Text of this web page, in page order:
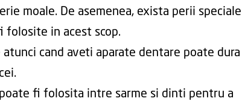
moale. De asemenea, exista perii speciale
folosite in acest scop.
cand aveti aparate dentare poate dura
fi folosita intre sarme si dinti pentru a